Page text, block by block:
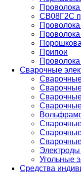
СВ08Г2С
Припои
Проволока
Сварочные
Сварочные
Сварочные
Сварочные
Электроды
Угольные
Средства